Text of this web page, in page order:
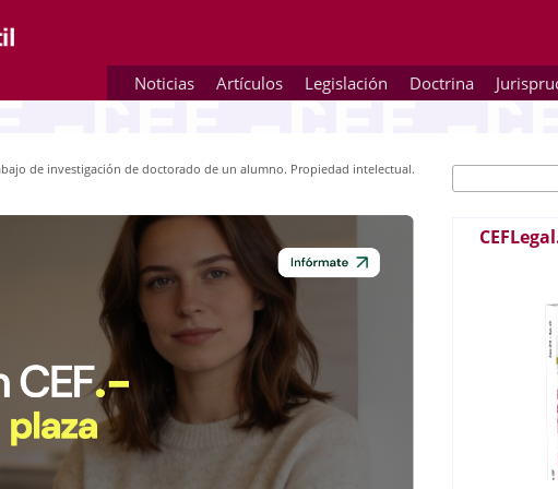
Noticias Artículos Legislación Doctrina
de investigación de doctorado de un alumno. Propiedad intelectual.
Buscar